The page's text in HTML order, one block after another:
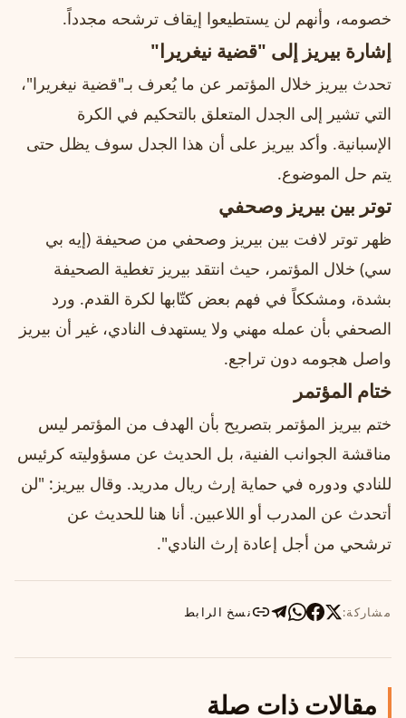
خصومه، وأنهم لن يستطيعوا إيقاف ترشحه مجدداً.
إشارة بيريز إلى "قضية نيغريرا"
تحدث بيريز خلال المؤتمر عن ما يُعرف بـ"قضية نيغريرا"،
التي تشير إلى الجدل المتعلق بالتحكيم في الكرة
الإسبانية. وأكد بيريز على أن هذا الجدل سوف يظل حتى
يتم حل الموضوع.
توتر بين بيريز وصحفي
ظهر توتر لافت بين بيريز وصحفي من صحيفة (إيه بي
سي) خلال المؤتمر، حيث انتقد بيريز تغطية الصحيفة
بشدة، ومشككاً في فهم بعض كتّابها لكرة القدم. ورد
الصحفي بأن عمله مهني ولا يستهدف النادي، غير أن بيريز
واصل هجومه دون تراجع.
ختام المؤتمر
ختم بيريز المؤتمر بتصريح بأن الهدف من المؤتمر ليس
مناقشة الجوانب الفنية، بل الحديث عن مسؤوليته كرئيس
للنادي ودوره في حماية إرث ريال مدريد. وقال بيريز: "لن
أتحدث عن المدرب أو اللاعبين. أنا هنا للحديث عن
ترشحي من أجل إعادة إرث النادي".
مشاركة: نسخ الرابط
مقالات ذات صلة